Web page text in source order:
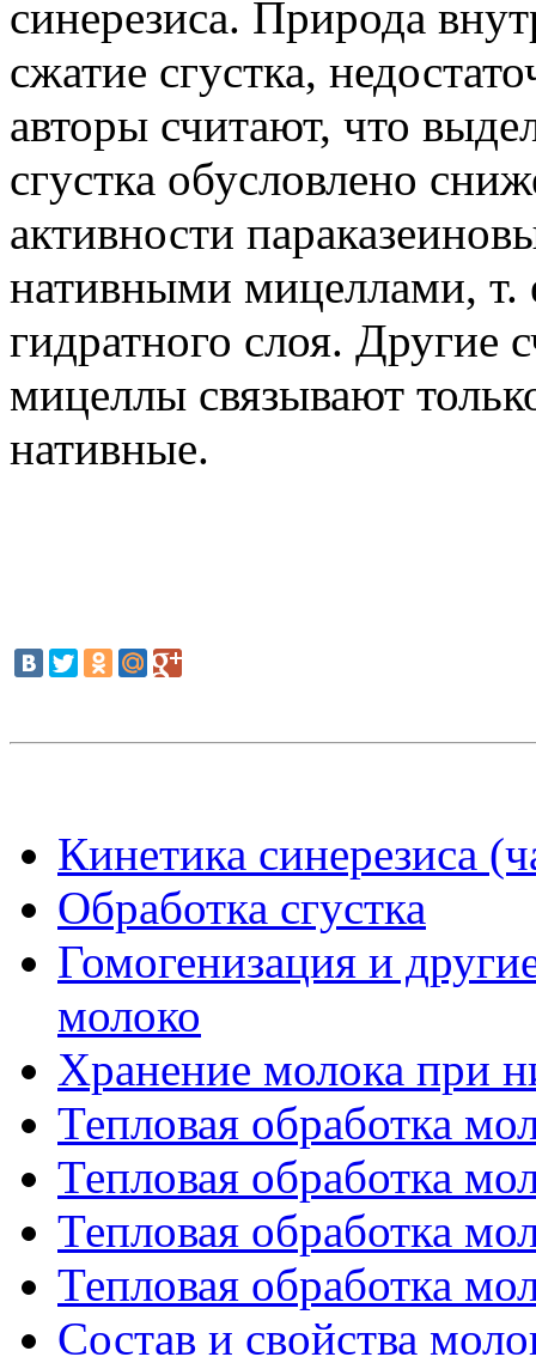
синерезиса. Природа
сжатие сгустка,
авторы считают, что
сгустка обусловлено
активности
нативными мицеллами, т.
гидратного слоя. Другие
мицеллы связывают
нативные.
Кинетика синерезиса
Обработка сгустка
Гомогенизация и
молоко
Хранение молока при
Тепловая обработка
Тепловая обработка
Тепловая обработка
Тепловая обработка
Состав и свойства